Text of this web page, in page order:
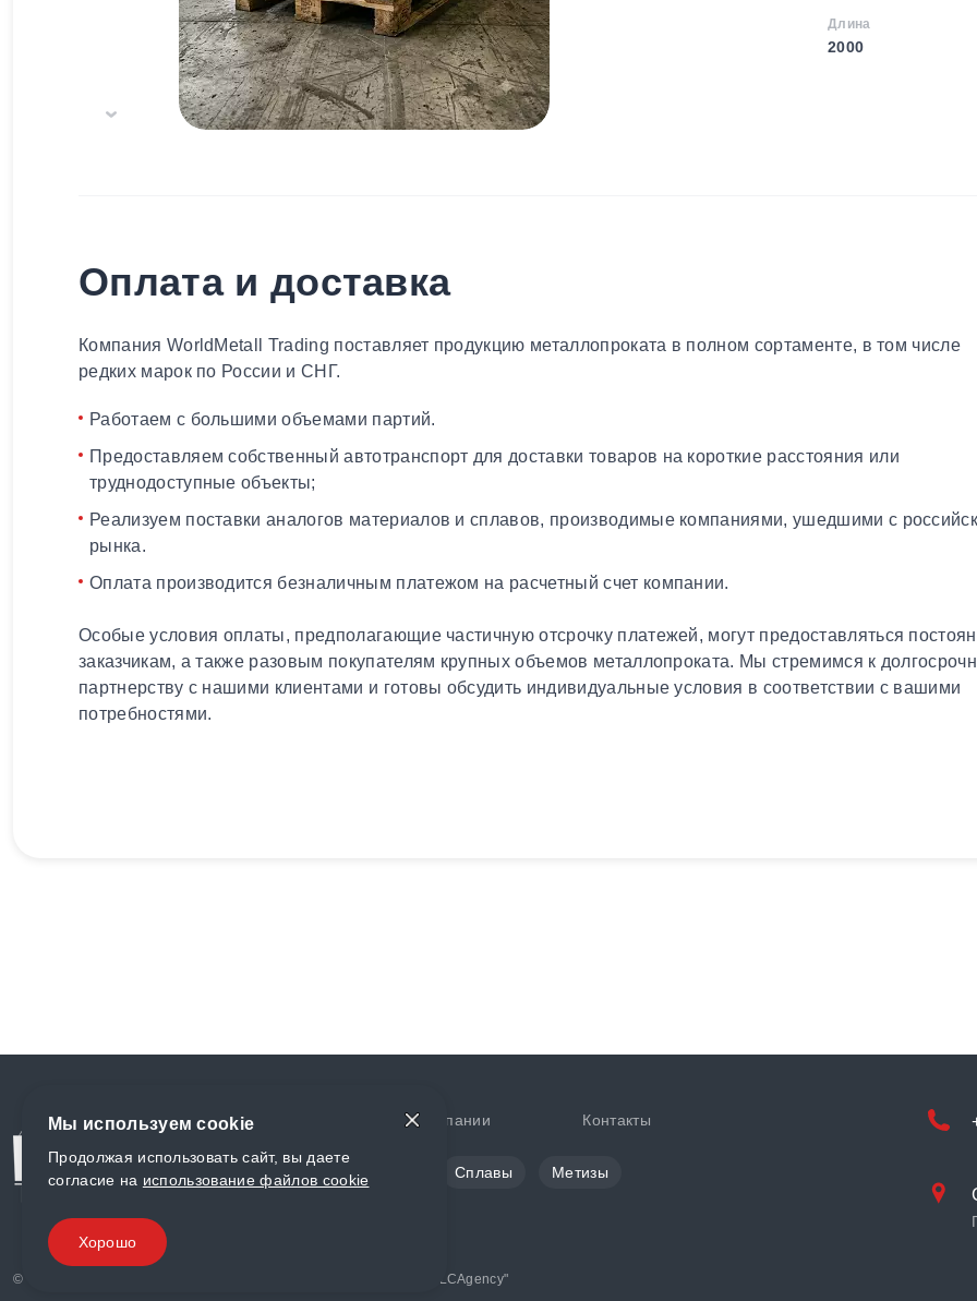
Длина
2000
Оплата и доставка
Компания WorldMetall Trading поставляет продукцию металлопроката в полном сортаменте, в том числе
редких марок по России и СНГ.
Работаем с большими объемами партий.
Предоставляем собственный автотранспорт для доставки товаров на короткие расстояния или
труднодоступные объекты;
Реализуем поставки аналогов материалов и сплавов, производимые компаниями, ушедшими с
рынка.
Оплата производится безналичным платежом на расчетный счет компании.
Особые условия оплаты, предполагающие частичную отсрочку платежей, могут предоставляться
заказчикам, а также разовым покупателям крупных объемов металлопроката. Мы стремимся к
партнерству с нашими клиентами и готовы обсудить индивидуальные условия в соответствии с вашими
потребностями.
Доставка и оплата О компании Контакты
Цветной металл Сплавы Метизы
© «World Metall» 2025, Разработка и комплексное продвижение " LCAgency"
Мы используем cookie
Продолжая использовать сайт, вы даете
согласие на использование файлов cookie
Хорошо